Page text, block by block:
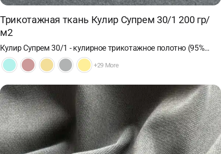
Трикотажная ткань Кулир Супрем 30/1 200 гр/
м2
Кулир Супрем 30/1 - кулирное трикотажное полотно (95%…
+29 More